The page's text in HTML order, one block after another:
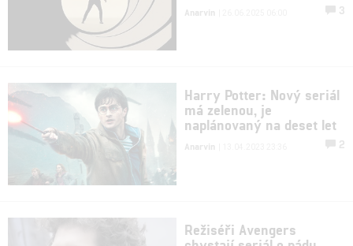
Anarvin 3
Harry Potter: Nový seriál
má zelenou, je
naplánovaný na deset let
Anarvin 2
Režiséři Avengers